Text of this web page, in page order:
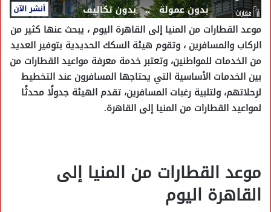
موعد القطارات من المنيا إلى القاهرة اليوم ، يبحث عنها كثير من
الركاب والمسافرين ، وتقوم هيئة السكك الحديدية بتوفير العديد
من الخدمات للمواطنين، وتعتبر خدمة معرفة مواعيد القطارات من
بين الخدمات الأساسية التي يحتاجها المسافرون عند التخطيط
لرحلاتهم، ولتلبية رغبات المسافرين، تقدم الهيئة جدولًا محدثًا
لمواعيد القطارات من المنيا إلى القاهرة.
موعد القطارات من المنيا إلى
القاهرة اليوم